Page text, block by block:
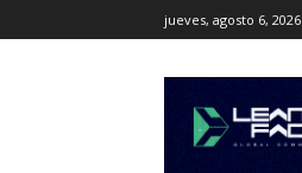
jueves, agosto 6, 2026